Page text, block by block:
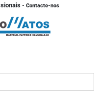
- Contacte-nos